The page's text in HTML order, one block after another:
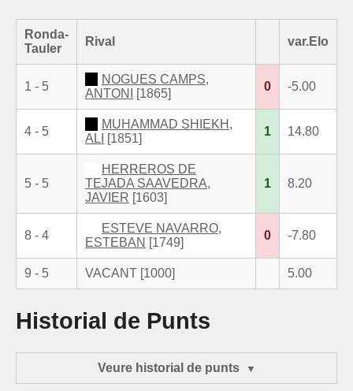
Ronda-
Tauler
Rival var.Elo
1 - 5
NOGUES CAMPS,
ANTONI
[1865]
0 -5.00
4 - 5
MUHAMMAD SHIEKH,
ALI
[1851]
1 14.80
5 - 5
HERREROS DE
TEJADA SAAVEDRA,
JAVIER [1603]
1 8.20
8 - 4
ESTEVE NAVARRO,
ESTEBAN [1749]
0 -7.80
9 - 5 VACANT [1000] 5.00
Historial de Punts
Veure historial de punts